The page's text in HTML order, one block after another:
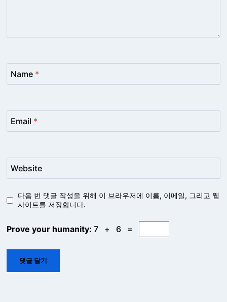
Name *
Email *
Website
다음 번 댓글 작성을 위해 이 브라우저에 이름, 이메일, 그리고 웹
사이트를 저장합니다.
Prove your humanity:7 + 6 =